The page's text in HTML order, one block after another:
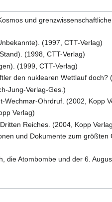
und
(1997, CTT-Verlag)
(1998, CTT-Verlag)
(1999, CTT-Verlag)
den nuklearen Wettlauf doch?
Jung-Verlag-Ges.)
Wechmar-Ohrdruf. (2002, Kopp
Verlag)
Reiches. (2004, Kopp
und Dokumente zum größten
die Atombombe und der 6.